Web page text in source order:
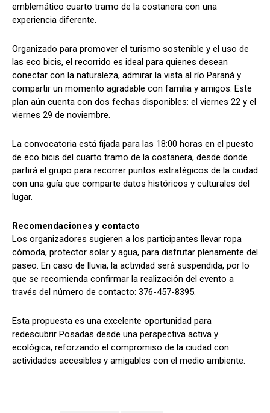
emblemático cuarto tramo de la costanera con una
experiencia diferente.
Organizado para promover el turismo sostenible y el uso de
las eco bicis, el recorrido es ideal para quienes desean
conectar con la naturaleza, admirar la vista al río Paraná y
compartir un momento agradable con familia y amigos. Este
plan aún cuenta con dos fechas disponibles: el viernes 22 y el
viernes 29 de noviembre.
La convocatoria está fijada para las 18:00 horas en el puesto
de eco bicis del cuarto tramo de la costanera, desde donde
partirá el grupo para recorrer puntos estratégicos de la ciudad
con una guía que comparte datos históricos y culturales del
lugar.
Recomendaciones y contacto
Los organizadores sugieren a los participantes llevar ropa
cómoda, protector solar y agua, para disfrutar plenamente del
paseo. En caso de lluvia, la actividad será suspendida, por lo
que se recomienda confirmar la realización del evento a
través del número de contacto: 376-457-8395.
Esta propuesta es una excelente oportunidad para
redescubrir Posadas desde una perspectiva activa y
ecológica, reforzando el compromiso de la ciudad con
actividades accesibles y amigables con el medio ambiente.